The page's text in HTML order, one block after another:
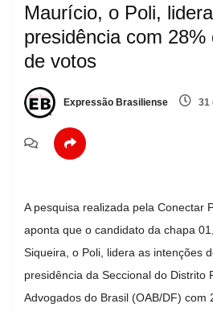
Maurício, o Poli,
presidência com 28%
de votos
Expressão Brasiliense 31
A pesquisa realizada pela Conectar
aponta que o candidato da chapa
Siqueira, o Poli, lidera as intenções
presidência da Seccional do Distrito
Advogados do Brasil (OAB/DF) com